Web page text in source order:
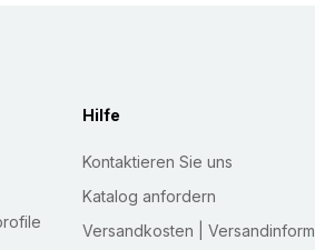
Hilfe
Kontaktieren Sie uns
Katalog anfordern
Versandkosten |